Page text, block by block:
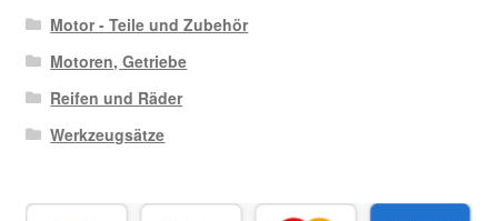
Motor - Teile und Zubehör
Motoren, Getriebe
Reifen und Räder
Werkzeugsätze